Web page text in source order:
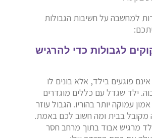
למחשבה על חשיבות הגבולות
לגבולות כדי להרגיש
פוגעים בילד, אלא בונים לו
ילד שגדל עם כללים מוגדרים
עמוקה יותר בהוריו. הגבול עוזר
מקובל בבית ומה חשוב לכם באמת.
מרגיש אבוד בתוך מרחב חסר